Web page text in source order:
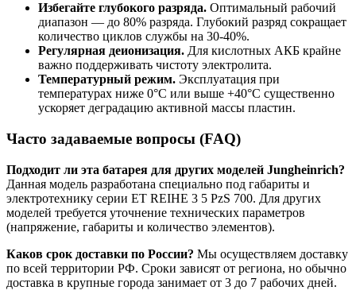
Избегайте глубокого разряда. Оптимальный рабочий
диапазон — до 80% разряда. Глубокий разряд сокращает
количество циклов службы на 30-40%.
Регулярная деионизация. Для кислотных АКБ крайне
важно поддерживать чистоту электролита.
Температурный режим. Эксплуатация при
температурах ниже 0°C или выше +40°C существенно
ускоряет деградацию активной массы пластин.
Часто задаваемые вопросы (FAQ)
Подходит ли эта батарея для других моделей Jungheinrich?
Данная модель разработана специально под габариты и
электротехнику серии ET REIHE 3 5 PzS 700. Для других
моделей требуется уточнение технических параметров
(напряжение, габариты и количество элементов).
Каков срок доставки по России? Мы осуществляем доставку
по всей территории РФ. Сроки зависят от региона, но обычно
доставка в крупные города занимает от 3 до 7 рабочих дней.